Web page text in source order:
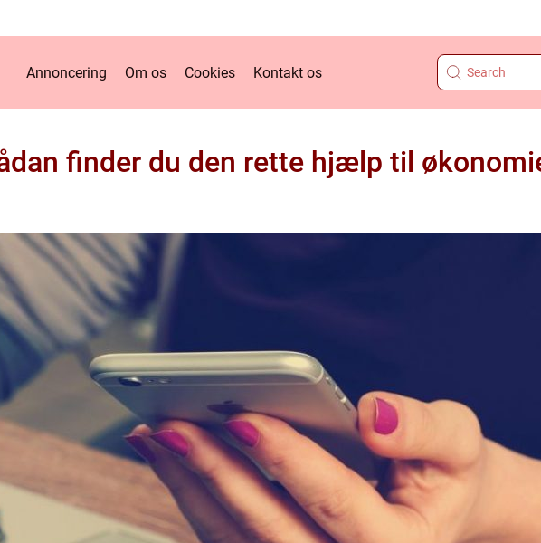
Annoncering Om os Cookies Kontakt os
finder du den rette hjælp til